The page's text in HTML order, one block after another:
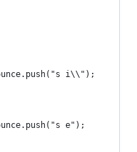
i\\");
e");